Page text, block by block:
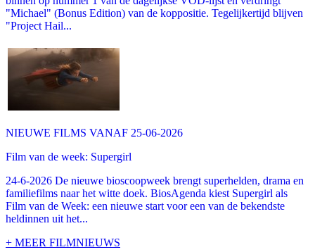
"Michael" (Bonus Edition) van de koppositie. Tegelijkertijd blijven
"Project Hail...
NIEUWE FILMS VANAF 25-06-2026
Film van de week: Supergirl
24-6-2026 De nieuwe bioscoopweek brengt superhelden, drama en
familiefilms naar het witte doek. BiosAgenda kiest Supergirl als
Film van de Week: een nieuwe start voor een van de bekendste
heldinnen uit het...
+ MEER FILMNIEUWS